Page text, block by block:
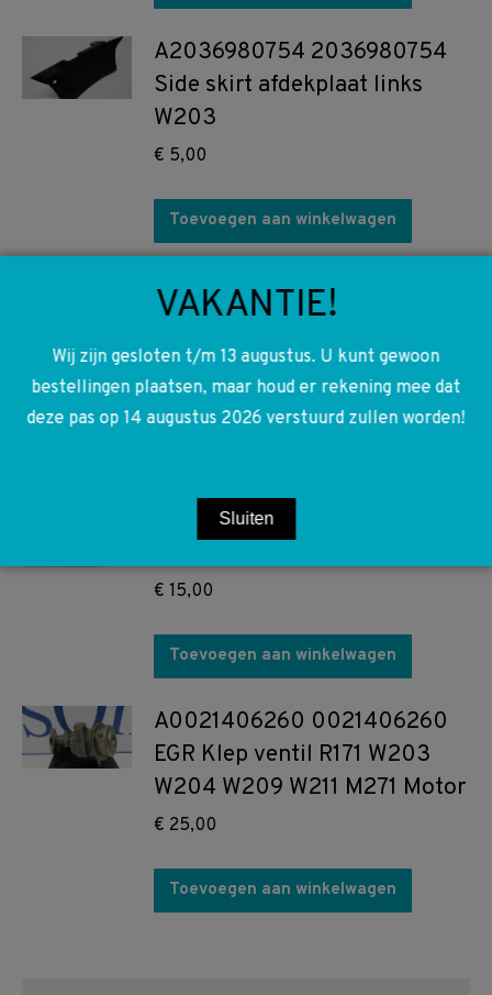
A2036980754 2036980754
Side skirt afdekplaat links
W203
€ 5,00
Toevoegen aan winkelwagen
A2032420601 2032420601
Versnellingsbak lager steun
CDI W203 W209
€20,00
A2038300154 2038300154
€ 15,00
Toevoegen aan winkelwagen
A0021406260 0021406260
EGR Klep ventil R171 W203
W204 W209 W211 M271 Motor
€ 25,00
Toevoegen aan winkelwagen
VAKANTIE!
Wij zijn gesloten t/m 13 augustus. U kunt gewoon
bestellingen plaatsen, maar houd er rekening mee dat
deze pas op 14 augustus 2026 verstuurd zullen worden!
Sluiten